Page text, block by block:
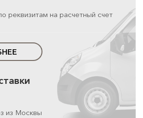
реквизитам на расчетный счет
из Москвы